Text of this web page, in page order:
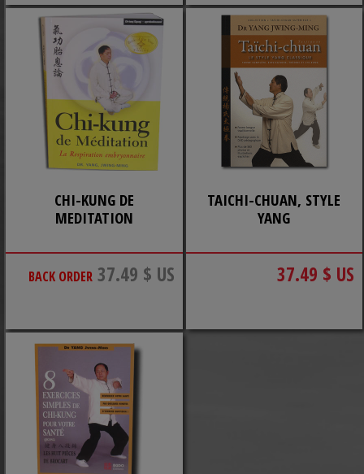
CHI-KUNG DE
MEDITATION
BACK ORDER 37.49 $ US
TAICHI-CHUAN, STYLE
YANG
37.49 $ US